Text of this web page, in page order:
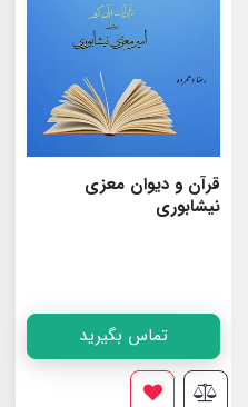
قرآن و دیوان معزی
نیشابوری
تماس بگیرید